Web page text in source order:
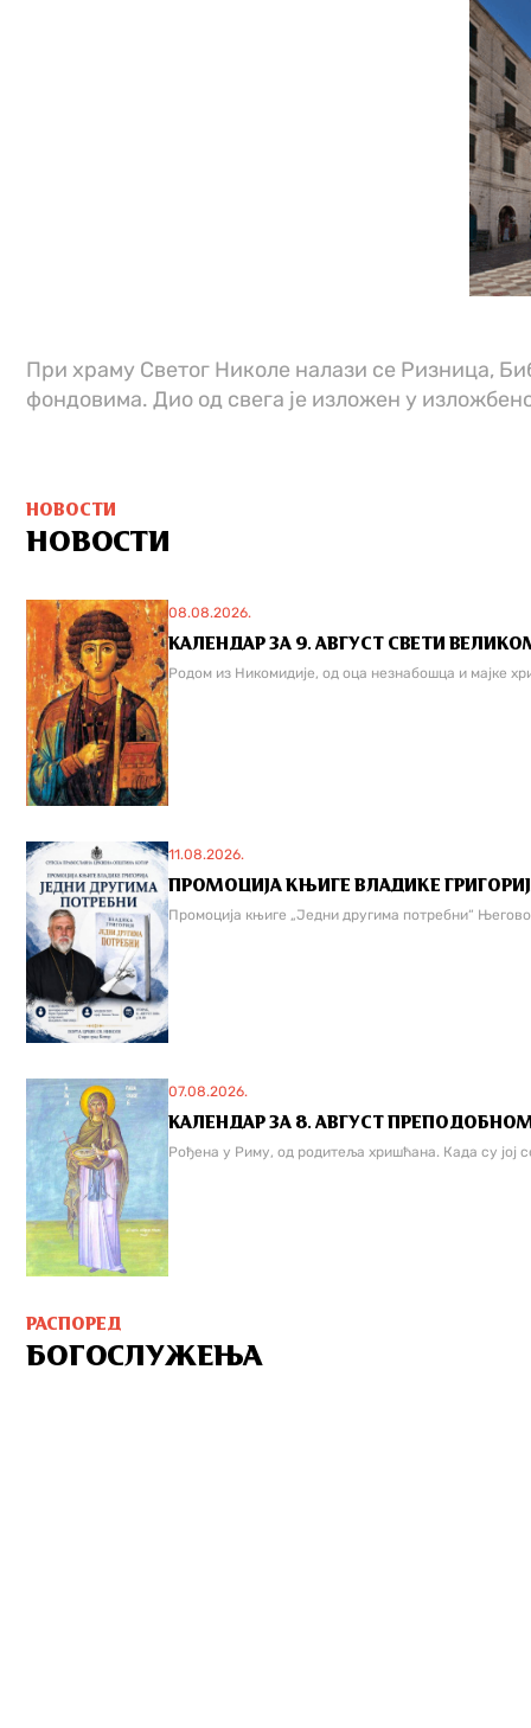
При храму Светог Николе налази се Ризница,
фондовима. Дио од свега је изложен у
НОВОСТИ
НОВОСТИ
08.08.2026.
КАЛЕНДАР ЗА 9. АВГУСТ СВЕТИ
Родом из Никомидије, од оца незнабошца и мајке
11.08.2026.
ПРОМОЦИЈА КЊИГЕ ВЛАДИКЕ
Промоција књиге „Једни другима потребни“
07.08.2026.
КАЛЕНДАР ЗА 8. АВГУСТ
Рођена у Риму, од родитеља хришћана. Када су јој
РАСПОРЕД
БОГОСЛУЖЕЊА